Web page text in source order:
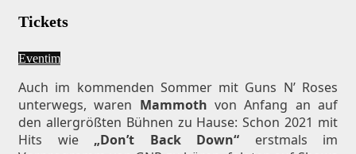
Tickets
Eventim
Auch im kommenden Sommer mit Guns N’ Roses
unterwegs, waren Mammoth von Anfang an auf
den allergrößten Bühnen zu Hause: Schon 2021 mit
Hits wie „Don’t Back Down“ erstmals im